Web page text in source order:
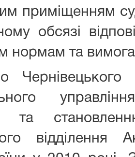
приміщенням
обсязі
нормам та
та
відділення